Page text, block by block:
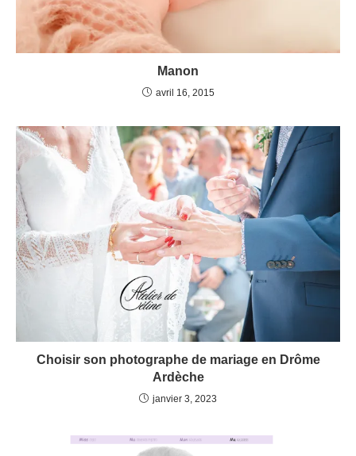
Manon
avril 16, 2015
Choisir son photographe de mariage en Drôme
Ardèche
janvier 3, 2023